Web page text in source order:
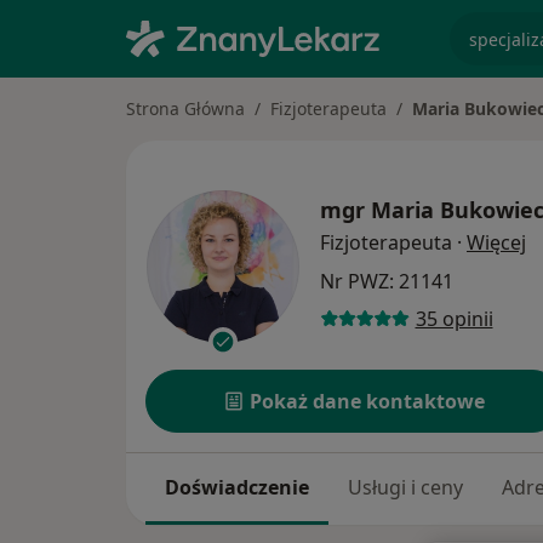
Strona Główna Fizjoterapeuta Maria
mgr Maria Bukowiec
Fizjoterapeuta · Więcej
Nr PWZ: 21141
35 opinii
Pokaż dane kontaktowe
Doświadczenie Usługi i ceny